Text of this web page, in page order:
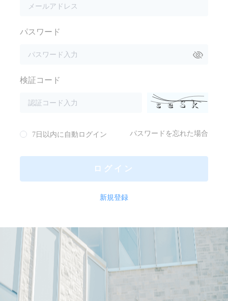
パスワード
検証コード
7日以内に自動ログイン パスワードを忘れた場合
ログイン
新規登録